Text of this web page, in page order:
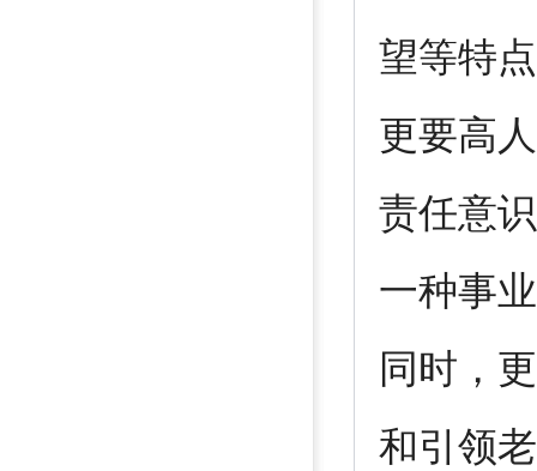
望等特
更要高
责任意
一种事
同时，
和引领